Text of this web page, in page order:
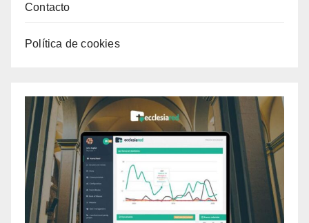
Contacto
Política de cookies